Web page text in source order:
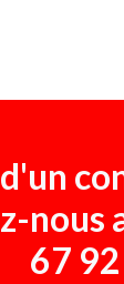
nous
67